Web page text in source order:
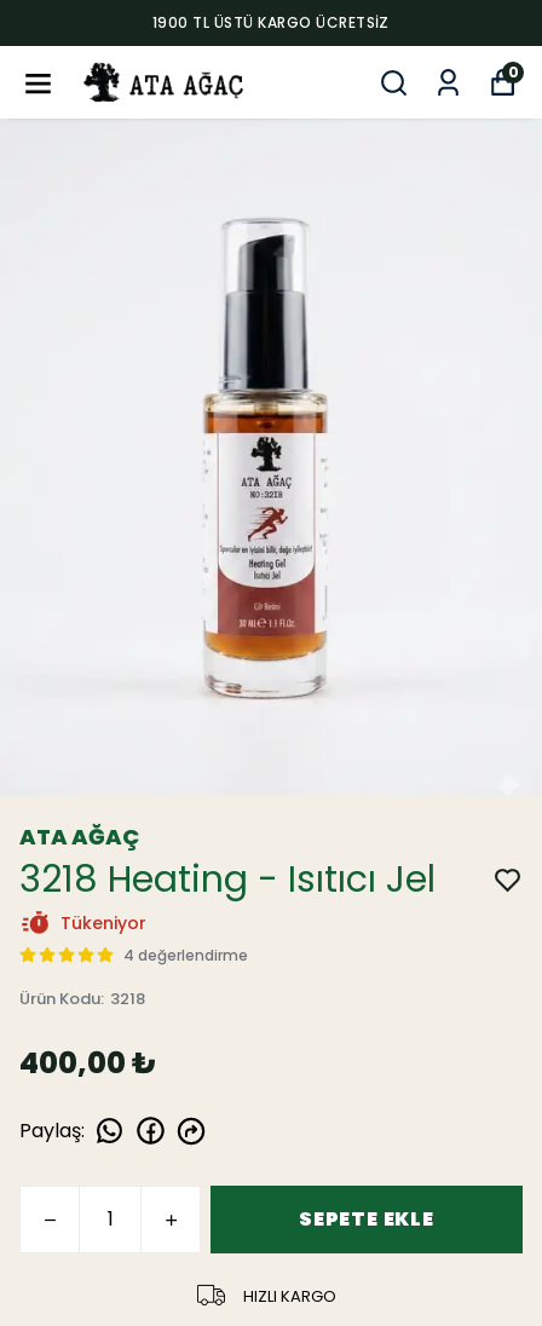
1900 TL ÜSTÜ KARGO ÜCRETSIZ
0
ATA AĞAÇ
3218 Heating - Isıtıcı Jel
Tükeniyor
4 değerlendirme
Ürün Kodu: 3218
400,00 ₺
Paylaş:
SEPETE EKLE
HIZLI KARGO